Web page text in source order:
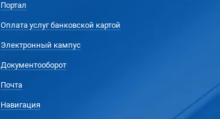
Портал
Оплата услуг банковской картой
Электронный кампус
Документооборот
Почта
Навигация